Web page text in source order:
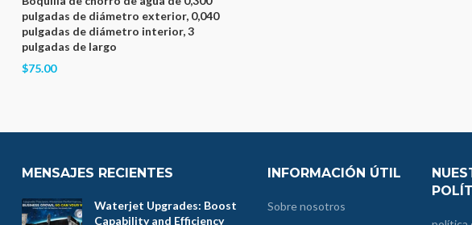
pulgadas de diámetro exterior, 0,040
pulgadas de diámetro interior, 3
pulgadas de largo
$75.00
MENSAJES RECIENTES
Waterjet Upgrades: Boost
Capability and Efficiency
INFORMACIÓN ÚTIL
Sobre nosotros